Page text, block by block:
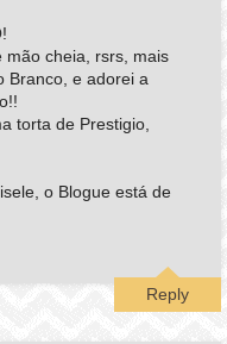
mão cheia, rsrs, mais
Branco, e adorei a
torta de Prestigio,
o Blogue está de
Reply